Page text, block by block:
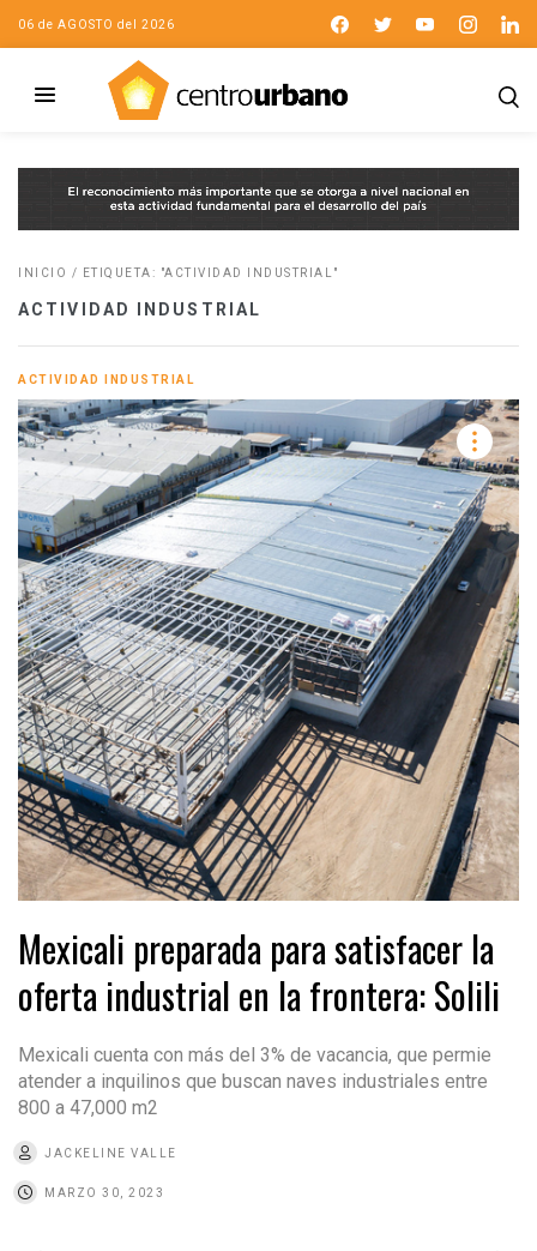
06 de AGOSTO del 2026
INICIO / ETIQUETA: "ACTIVIDAD INDUSTRIAL"
ACTIVIDAD INDUSTRIAL
ACTIVIDAD INDUSTRIAL
Mexicali preparada para satisfacer la
oferta industrial en la frontera: Solili
Mexicali cuenta con más del 3% de vacancia, que permie
atender a inquilinos que buscan naves industriales entre
800 a 47,000 m2
JACKELINE VALLE
MARZO 30, 2023